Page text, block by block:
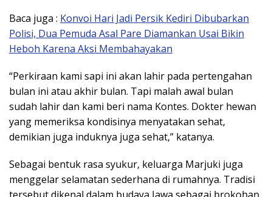
Baca juga : Konvoi Hari Jadi Persik Kediri Dibubarkan
Polisi, Dua Pemuda Asal Pare Diamankan Usai Bikin
Heboh Karena Aksi Membahayakan
“Perkiraan kami sapi ini akan lahir pada pertengahan
bulan ini atau akhir bulan. Tapi malah awal bulan
sudah lahir dan kami beri nama Kontes. Dokter hewan
yang memeriksa kondisinya menyatakan sehat,
demikian juga induknya juga sehat,” katanya.
Sebagai bentuk rasa syukur, keluarga Marjuki juga
menggelar selamatan sederhana di rumahnya. Tradisi